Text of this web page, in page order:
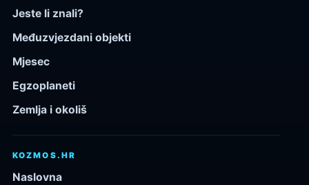
Jeste li znali?
Međuzvjezdani objekti
Mjesec
Egzoplaneti
Zemlja i okoliš
KOZMOS.HR
Naslovna